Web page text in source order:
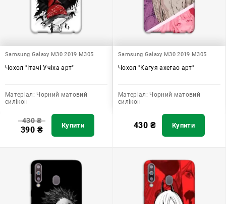
Samsung Galaxy M30 2019 M305
Чохол "Ітачі Учіха арт"
Матеріал: Чорний матовий
силікон
430₴
390 ₴ Купити
Samsung Galaxy M30 2019 M305
Чохол "Кагуя ахегао арт"
Матеріал: Чорний матовий
силікон
430 ₴ Купити